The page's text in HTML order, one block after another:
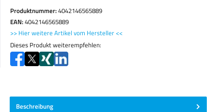
Produktnummer:4042146565889
EAN:4042146565889
>> Hier weitere Artikel vom Hersteller <<
Dieses Produkt weiterempfehlen:
Beschreibung